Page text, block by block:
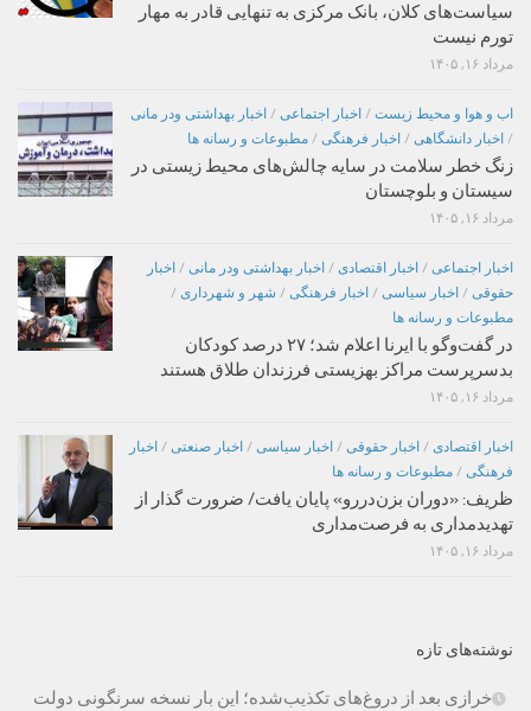
سیاست‌های کلان، بانک مرکزی به تنهایی قادر به مهار
تورم نیست
مرداد ۱۶, ۱۴۰۵
اب و هوا و محیط زیست / اخبار اجتماعی / اخبار بهداشتی ودر مانی
/ اخبار دانشگاهی / اخبار فرهنگی / مطبوعات و رسانه ها
زنگ خطر سلامت در سایه چالش‌های محیط زیستی در
سیستان و بلوچستان
مرداد ۱۶, ۱۴۰۵
اخبار اجتماعی / اخبار اقتصادی / اخبار بهداشتی ودر مانی / اخبار
حقوقی / اخبار سیاسی / اخبار فرهنگی / شهر و شهرداری /
مطبوعات و رسانه ها
در گفت‌وگو با ایرنا اعلام شد؛ ۲۷ درصد کودکان
بدسرپرست مراکز بهزیستی فرزندان طلاق هستند
مرداد ۱۶, ۱۴۰۵
اخبار اقتصادی / اخبار حقوقی / اخبار سیاسی / اخبار صنعتی / اخبار
فرهنگی / مطبوعات و رسانه ها
ظریف: «دوران بزن‌دررو» پایان یافت/ ضرورت گذار از
تهدیدمداری به فرصت‌مداری
مرداد ۱۶, ۱۴۰۵
نوشته‌های تازه
خرازی بعد از دروغ‌های تکذیب‌شده؛ این بار نسخه سرنگونی دولت